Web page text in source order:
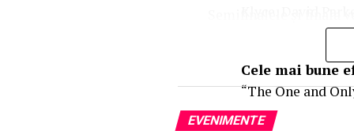
Jaime Baksht,
Cele mai bune
“The One and
zilele de 12, 14 și 16
EVENIMENTE